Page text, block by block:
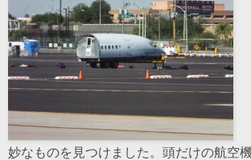
妙なものを見つけました。頭だけの航空